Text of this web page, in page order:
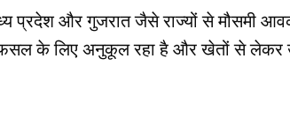
प्रदेश और गुजरात जैसे राज्यों से मौसमी
फसल के लिए अनुकूल रहा है और खेतों से लेकर